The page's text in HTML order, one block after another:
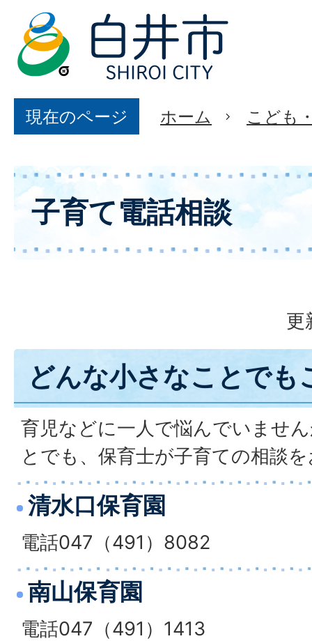
現在のページ ホーム こども
子育て電話相談
更
どんな小さなことでも
育児などに一人で悩んでいませ
とでも、保育士が子育ての相談
清水口保育園
電話047（491）8082
南山保育園
電話047（491）1413